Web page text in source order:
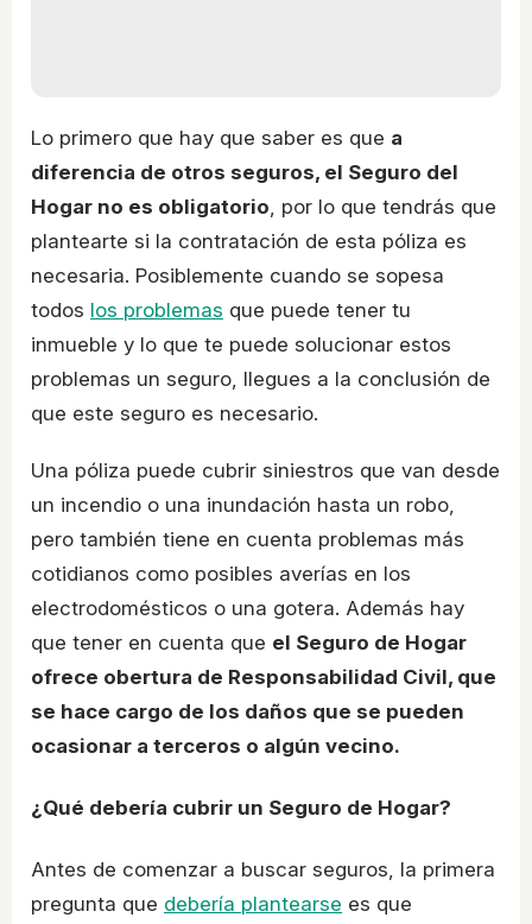
Lo primero que hay que saber es que a
diferencia de otros seguros, el Seguro del
Hogar no es obligatorio, por lo que tendrás que
plantearte si la contratación de esta póliza es
necesaria. Posiblemente cuando se sopesa
todos los problemas que puede tener tu
inmueble y lo que te puede solucionar estos
problemas un seguro, llegues a la conclusión de
que este seguro es necesario.
Una póliza puede cubrir siniestros que van desde
un incendio o una inundación hasta un robo,
pero también tiene en cuenta problemas más
cotidianos como posibles averías en los
electrodomésticos o una gotera. Además hay
que tener en cuenta que el Seguro de Hogar
ofrece obertura de Responsabilidad Civil, que
se hace cargo de los daños que se pueden
ocasionar a terceros o algún vecino.
¿Qué debería cubrir un Seguro de Hogar?
Antes de comenzar a buscar seguros, la primera
pregunta que debería plantearse es que